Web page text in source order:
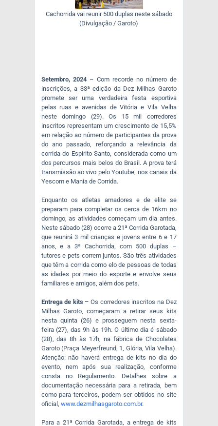
Cachorrida vai reunir 500 duplas neste sábado
(Divulgação / Garoto)
Setembro, 2024 – Com recorde no número de
inscrições, a 33ª edição da Dez Milhas Garoto
promete ser uma verdadeira festa esportiva
pelas ruas e avenidas de Vitória e Vila Velha
neste domingo (29). Os 15 mil corredores
inscritos representam um crescimento de 15,5%
em relação ao número de participantes da prova
do ano passado, reforçando a relevância da
corrida do Espírito Santo, considerada como um
dos percursos mais belos do Brasil. A prova terá
transmissão ao vivo pelo Youtube, nos canais da
Yescom e Mania de Corrida.
Enquanto os atletas amadores e de elite se
preparam para completar os cerca de 16km no
domingo, as atividades começam um dia antes.
Neste sábado (28) ocorre a 21ª Corrida Garotada,
que reunirá 3 mil crianças e jovens entre 6 e 17
anos, e a 3ª Cachorrida, com 500 duplas –
tutores e pets correm juntos. São três atividades
que têm a corrida como elo de pessoas de todas
as idades por meio do esporte e envolve seus
familiares e amigos, além dos pets.
Entrega de kits – Os corredores inscritos na Dez
Milhas Garoto, começaram a retirar seus kits
nesta quinta (26) e prosseguem nesta sexta-
feira (27), das 9h às 19h. O último dia é sábado
(28), das 8h às 17h, na fábrica de Chocolates
Garoto (Praça Meyerfreund, 1, Glória, Vila Velha).
Atenção: não haverá entrega de kits no dia do
evento, nem após sua realização, conforme
consta no Regulamento. Detalhes sobre a
documentação necessária para a retirada, bem
como para terceiros, podem ser obtidos no site
oficial, www.dezmilhasgaroto.com.br.
Para a 21ª Corrida Garotada, a entrega de kits